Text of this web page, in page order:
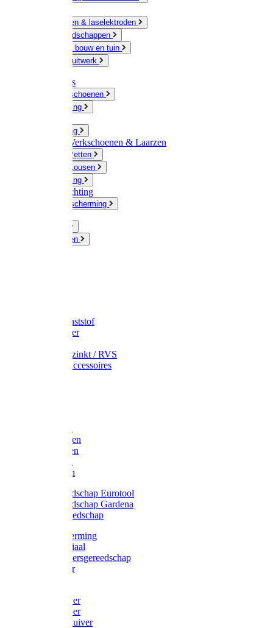
Slijpschijven & laselektroden
Handgereedschappen
IJzerwaren bouw en tuin
Hang en sluitwerk
Disposables
Werkhandschoenen
Regenkleding
Werkkleding
Wandel-/ Werkschoenen & Laarzen
Hoeden / Petten
Sokken / Kousen
Winterkleding
Winkelinrichting
Gelaatsbescherming
Knaagdieren
Emmer kunststof
Schepemmer
Emmer verzinkt / RVS
Regenton accessoires
Gazonharken
Asfaltharken
Hooiharken
Handgereedschap Eurotool
Handgereedschap Gardena
Kindergereedschap
Kniebescherming
Afzetmateriaal
Stratenmakersgereedschap
Straathamer
Mestschuiver
Mestschraper
Sneeuwschuiver